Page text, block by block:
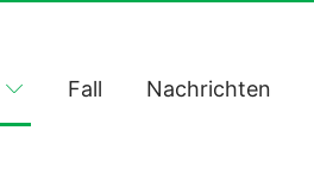
Fall Nachrichten